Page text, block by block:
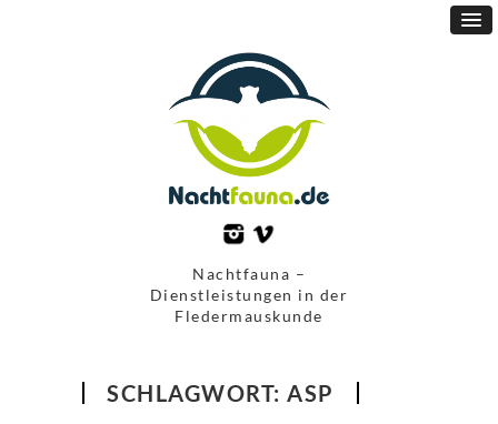
Nachtfauna –
Dienstleistungen in der
Fledermauskunde
SCHLAGWORT: ASP